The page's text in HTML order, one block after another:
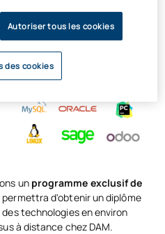
et des plateformes
un programme exclusif de
permettra d'obtenir un diplôme
technologies en environ
à distance chez DAM.
Autoriser tous les cookies
des cookies